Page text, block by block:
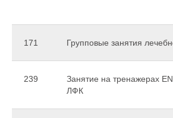
171 Групповые занятия
239
Занятие на тренажерах
ЛФК